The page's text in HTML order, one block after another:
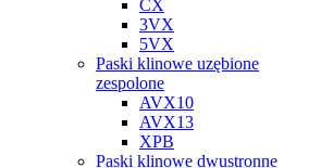
CX
3VX
5VX
Paski klinowe uzębione
zespolone
AVX10
AVX13
XPB
Paski klinowe dwustronne